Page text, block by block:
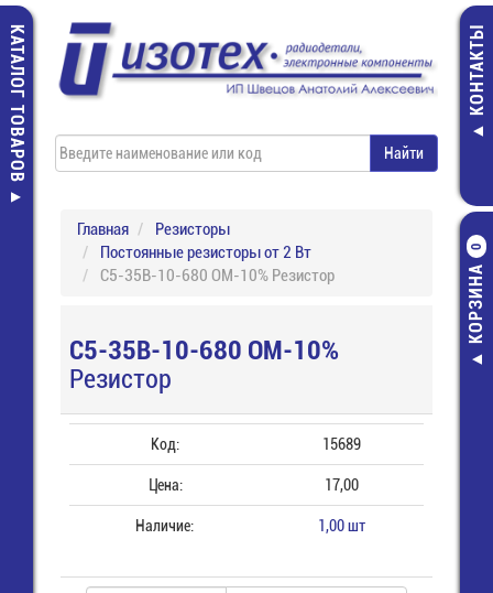
КАТАЛОГ ТОВАРОВ КОНТАКТЫ
КОРЗИНА
0
Главная
Резисторы
Постоянные резисторы от 2 Вт
С5-35В-10-680 ОМ-10% Резистор
С5-35В-10-680 ОМ-10%
Резистор
Код: 15689
Цена: 17,00
Наличие: 1,00 шт